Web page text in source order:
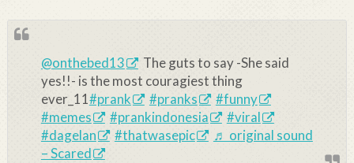
@onthebed13
The guts to say -She said
yes!!- is the most couragiest thing
ever_11#prank #pranks
#funny
#memes
#prankindonesia
#viral
#dagelan
#thatwasepic
♬ original sound
– Scared